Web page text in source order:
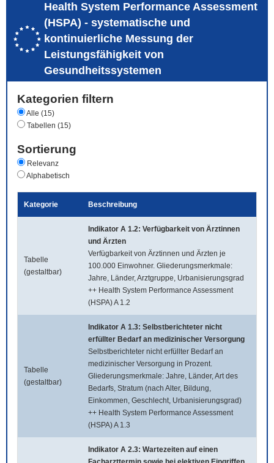
auch in allen Texten suchen (Volltextsuche)
auch Synonyme einbeziehen
auch ähnlich geschriebenes einbeziehen
Health System Performance Assessment
(HSPA) - systematische und
kontinuierliche Messung der
Leistungsfähigkeit von
Gesundheitssystemen
Kategorien filtern
Alle (15)
Tabellen (15)
Sortierung
Relevanz
Alphabetisch
Kategorie Beschreibung
Tabelle
(gestaltbar)
Indikator A 1.2: Verfügbarkeit von Ärztinnen
und Ärzten
Verfügbarkeit von Ärztinnen und Ärzten je
100.000 Einwohner. Gliederungsmerkmale:
Jahre, Länder, Arztgruppe, Urbanisierungsgrad
++ Health System Performance Assessment
(HSPA) A 1.2
Tabelle
(gestaltbar)
Indikator A 1.3: Selbstberichteter nicht
erfüllter Bedarf an medizinischer Versorgung
Selbstberichteter nicht erfüllter Bedarf an
medizinischer Versorgung in Prozent.
Gliederungsmerkmale: Jahre, Länder, Art des
Bedarfs, Stratum (nach Alter, Bildung,
Einkommen, Geschlecht, Urbanisierungsgrad)
++ Health System Performance Assessment
(HSPA) A 1.3
Indikator A 2.3: Wartezeiten auf einen